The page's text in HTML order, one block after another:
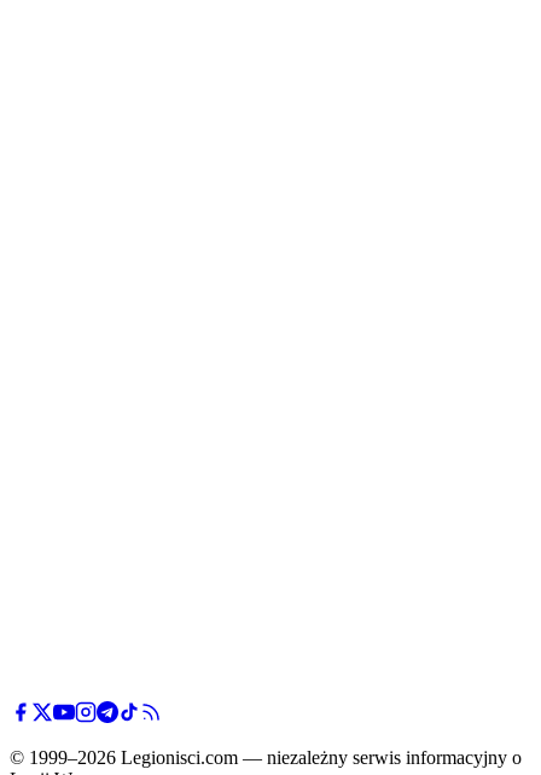
© 1999–2026 Legionisci.com — niezależny serwis informacyjny o